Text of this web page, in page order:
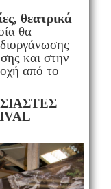
θεατρικά
θα
και στην
από το